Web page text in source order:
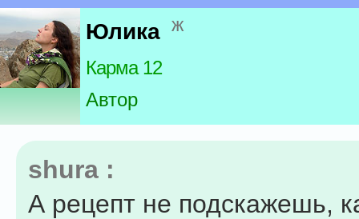
Юлика ж
Карма 12
Автор
shura :
А рецепт не подскажешь,